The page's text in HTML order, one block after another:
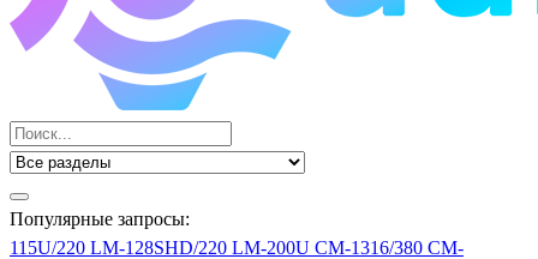
Популярные запросы:
115U/220 LM-128SHD/220 LM-200U CM-1316/380 CM-